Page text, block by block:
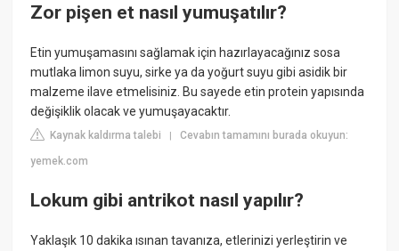
Zor pişen et nasıl yumuşatılır?
Etin yumuşamasını sağlamak için hazırlayacağınız sosa
mutlaka limon suyu, sirke ya da yoğurt suyu gibi asidik bir
malzeme ilave etmelisiniz. Bu sayede etin protein yapısında
değişiklik olacak ve yumuşayacaktır.
Kaynak kaldırma talebi |Cevabın tamamını burada okuyun:
yemek.com
Lokum gibi antrikot nasıl yapılır?
Yaklaşık 10 dakika ısınan tavanıza, etlerinizi yerleştirin ve